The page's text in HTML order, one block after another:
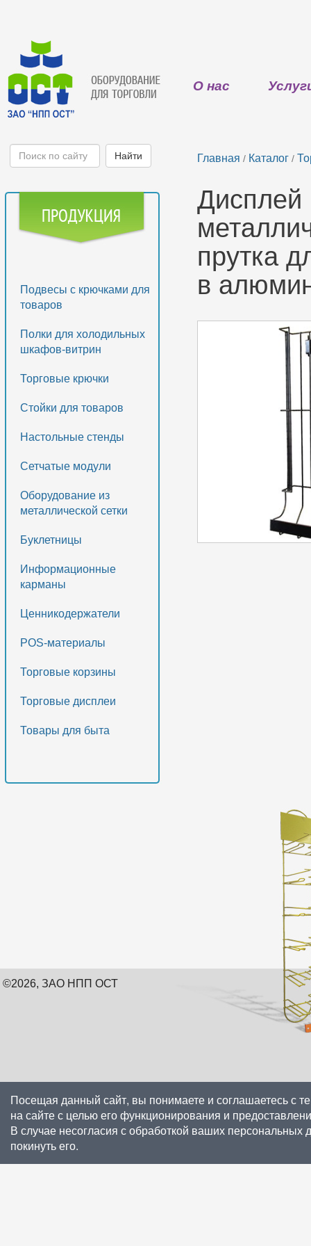
О нас
Подвесы с крючками для
товаров
Полки для холодильных
шкафов-витрин
Торговые крючки
Стойки для товаров
Настольные стенды
Сетчатые модули
Оборудование из
металлической сетки
Буклетницы
Информационные
карманы
Ценникодержатели
POS-материалы
Торговые корзины
Торговые дисплеи
Товары для быта
Главная / Каталог /
Дисплей
прутка
в
©2026, ЗАО НПП ОСТ
Посещая данный сайт, вы понимаете и соглашаетесь с
на сайте с целью его функционирования и
В случае несогласия с обработкой ваших
покинуть его.